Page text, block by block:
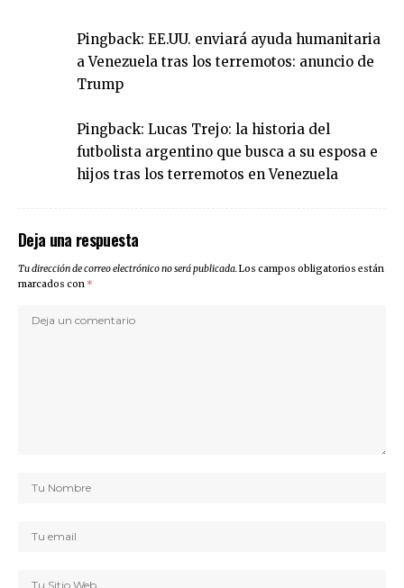
Pingback: EE.UU. enviará ayuda humanitaria
a Venezuela tras los terremotos: anuncio de
Trump
Pingback: Lucas Trejo: la historia del
futbolista argentino que busca a su esposa e
hijos tras los terremotos en Venezuela
Deja una respuesta
Tu dirección de correo electrónico no será publicada.Los campos obligatorios están
marcados con *